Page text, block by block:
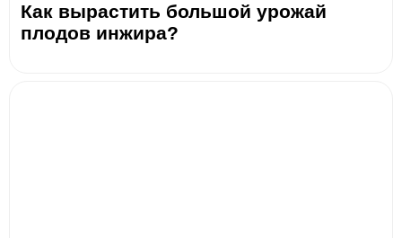
Как вырастить большой урожай
плодов инжира?